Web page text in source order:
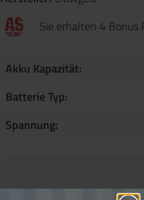
Sie erhalten 4 Bonus
Akku Kapazität:
Batterie Typ:
Spannung: